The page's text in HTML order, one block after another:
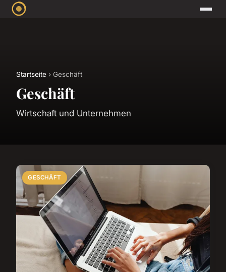
Startseite › Geschäft
Geschäft
Wirtschaft und Unternehmen
GESCHÄFT